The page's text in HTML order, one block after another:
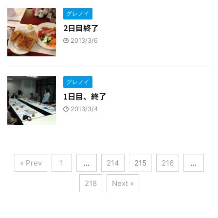
グレノイ
2日目終了
2013/3/6
グレノイ
1日目、終了
2013/3/4
« Prev 1 … 214 215 216 …
218 Next »